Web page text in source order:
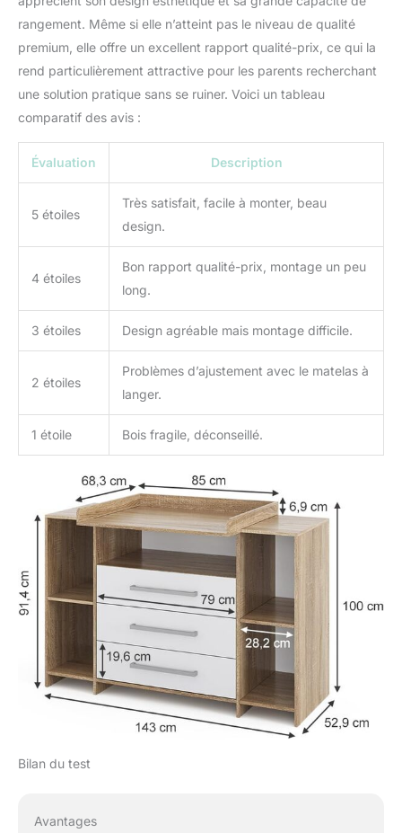
rangement. Même si elle n’atteint pas le niveau de qualité
premium, elle offre un excellent rapport qualité-prix, ce qui la
rend particulièrement attractive pour les parents recherchant
une solution pratique sans se ruiner. Voici un tableau
comparatif des avis :
Évaluation Description
5 étoiles
Très satisfait, facile à monter, beau
design.
4 étoiles
Bon rapport qualité-prix, montage un peu
long.
3 étoiles Design agréable mais montage difficile.
2 étoiles
Problèmes d’ajustement avec le matelas à
langer.
1 étoile Bois fragile, déconseillé.
Bilan du test
Avantages